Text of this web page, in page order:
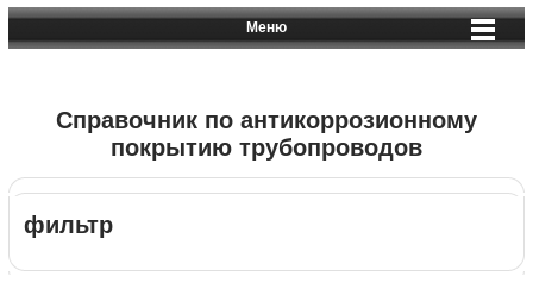
Меню
Справочник по антикоррозионному
покрытию трубопроводов
фильтр